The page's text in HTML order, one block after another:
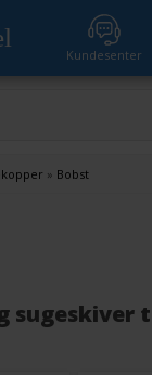
Kundesenter
» Bobst
sugeskiver